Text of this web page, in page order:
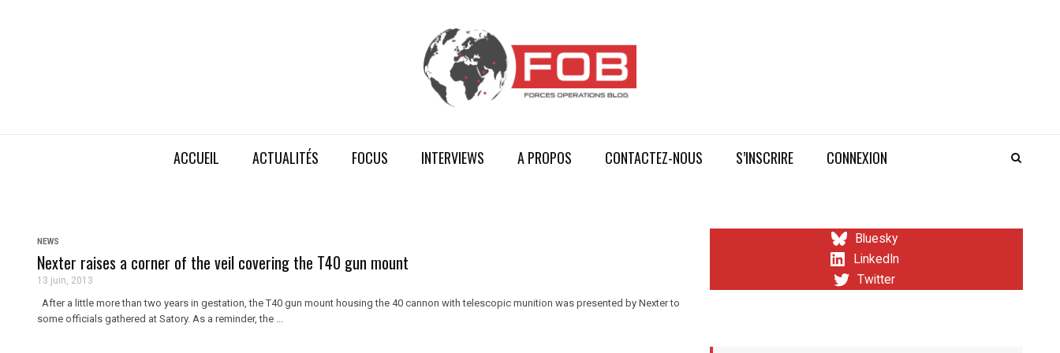
ACCUEIL ACTUALITÉS FOCUS INTERVIEWS A PROPOS CONTACTEZ-NOUS S’INSCRIRE CONNEXION
NEWS
Nexter raises a corner of the veil covering the T40 gun mount
13 juin, 2013
After a little more than two years in gestation, the T40 gun mount housing the 40 cannon with telescopic munition was presented by Nexter to
some officials gathered at Satory. As a reminder, the ...
Bluesky
LinkedIn
Twitter